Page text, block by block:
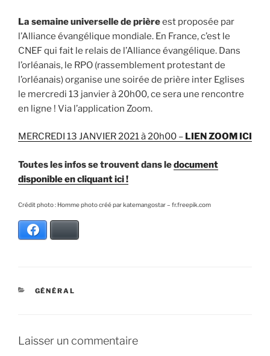
La semaine universelle de prièreest proposée par
l’Alliance évangélique mondiale. En France, c’est le
CNEF qui fait le relais de l’Alliance évangélique. Dans
l’orléanais, le RPO (rassemblement protestant de
l’orléanais) organise une soirée de prière inter Eglises
le mercredi 13 janvier à 20h00, ce sera une rencontre
en ligne ! Via l’application Zoom.
MERCREDI 13 JANVIER 2021 à 20h00 – LIEN ZOOM ICI
Toutes les infos se trouvent dans ledocument
disponible en cliquant ici !
Crédit photo : Homme photo créé par katemangostar – fr.freepik.com
CATÉGORIES
GÉNÉRAL
Laisser un commentaire